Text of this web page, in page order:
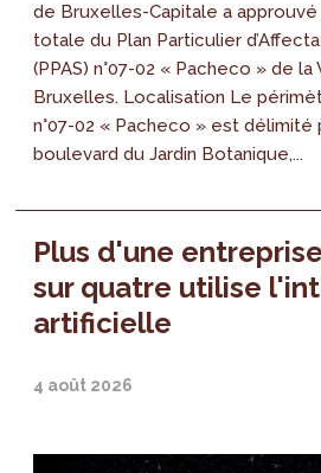
de Bruxelles-Capitale a approuvé
totale du Plan Particulier
(PPAS) n°07-02 « Pacheco » de la
Bruxelles. Localisation Le
n°07-02 « Pacheco » est délimité
boulevard du Jardin Botanique,...
Plus d'une
sur quatre utilise
artificielle
4 août 2026